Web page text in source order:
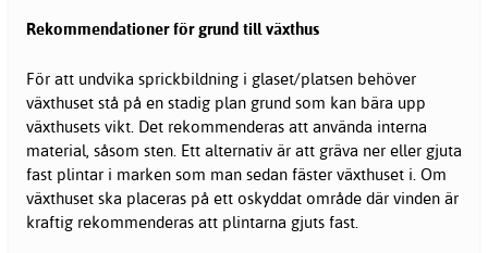
Rekommendationer för grund till växthus
För att undvika sprickbildning i glaset/platsen behöver
växthuset stå på en stadig plan grund som kan bära upp
växthusets vikt. Det rekommenderas att använda interna
material, såsom sten. Ett alternativ är att gräva ner eller gjuta
fast plintar i marken som man sedan fäster växthuset i. Om
växthuset ska placeras på ett oskyddat område där vinden är
kraftig rekommenderas att plintarna gjuts fast.